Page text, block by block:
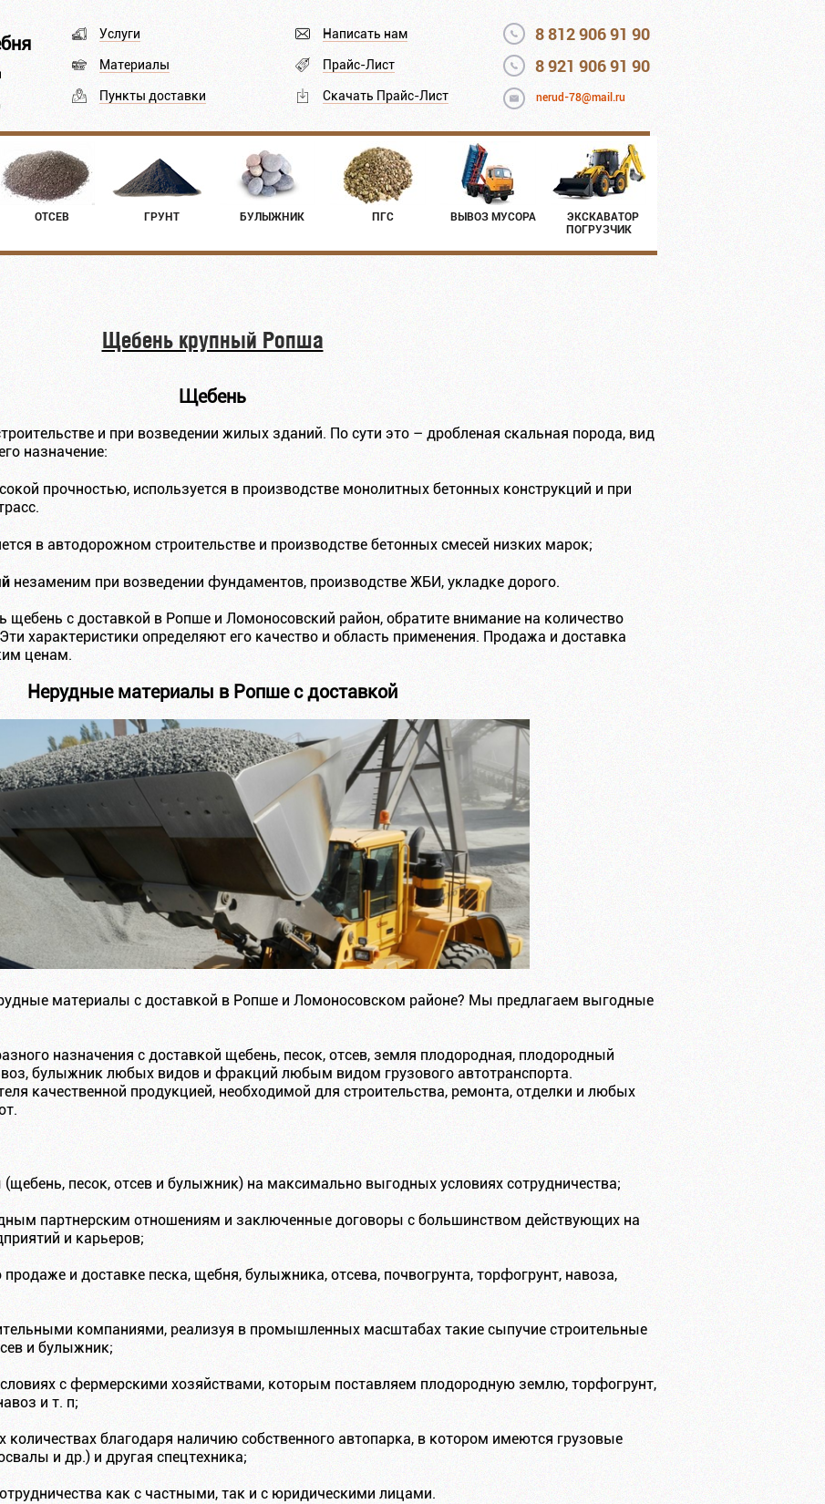
Услуги
Материалы
Пункты доставки
Написать нам
Прайс-Лист
Скачать Прайс-Лист
8 812 906 91 90
8 921 906 91 90
nerud-78@mail.ru
ОТСЕВ ГРУНТ БУЛЫЖНИК ПГС ВЫВОЗ МУСОРА
ЭКСКАВАТОР
ПОГРУЗЧИК
Щебень крупный Ропша
Щебень
и при возведении жилых зданий. По сути это – дробленая скальная порода, вид
назначение:
прочностью, используется в производстве монолитных бетонных конструкций и при
в автодорожном строительстве и производстве бетонных смесей низких марок;
незаменим при возведении фундаментов, производстве ЖБИ, укладке дорого.
щебень с доставкой в Ропше и Ломоносовский район, обратите внимание на количество
характеристики определяют его качество и область применения. Продажа и доставка
ценам.
Нерудные материалы в Ропше с доставкой
материалы с доставкой в Ропше и Ломоносовском районе? Мы предлагаем выгодные
назначения с доставкой щебень, песок, отсев, земля плодородная, плодородный
булыжник любых видов и фракций любым видом грузового автотранспорта.
качественной продукцией, необходимой для строительства, ремонта, отделки и любых
песок, отсев и булыжник) на максимально выгодных условиях сотрудничества;
партнерским отношениям и заключенные договоры с большинством действующих на
и карьеров;
и доставке песка, щебня, булыжника, отсева, почвогрунта, торфогрунт, навоза,
компаниями, реализуя в промышленных масштабах такие сыпучие строительные
и булыжник;
с фермерскими хозяйствами, которым поставляем плодородную землю, торфогрунт,
и т. п;
благодаря наличию собственного автопарка, в котором имеются грузовые
и др.) и другая спецтехника;
как с частными, так и с юридическими лицами.